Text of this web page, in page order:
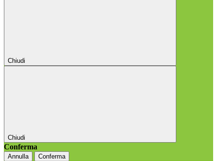
Chiudi
Chiudi
Conferma
Annulla Conferma